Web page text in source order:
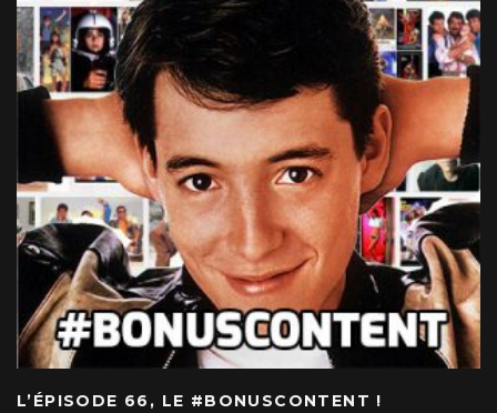
L’ÉPISODE 66, LE #BONUSCONTENT !